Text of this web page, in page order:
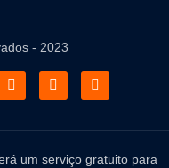
- 2023
um serviço gratuito para